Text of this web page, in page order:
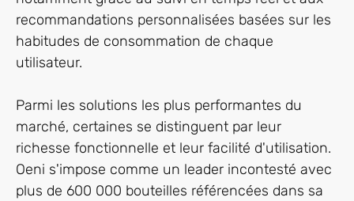
recommandations personnalisées basées sur les
habitudes de consommation de chaque
utilisateur.
Parmi les solutions les plus performantes du
marché, certaines se distinguent par leur
richesse fonctionnelle et leur facilité d'utilisation.
Oeni s'impose comme un leader incontesté avec
plus de 600 000 bouteilles référencées dans sa